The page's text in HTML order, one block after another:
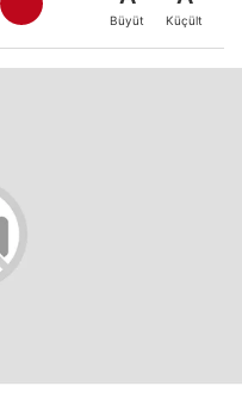
Büyüt Küçült